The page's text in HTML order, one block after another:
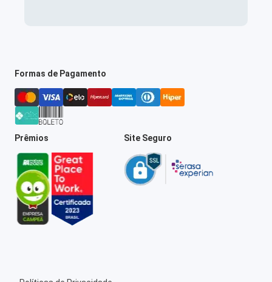
Formas de Pagamento
Prêmios Site Seguro